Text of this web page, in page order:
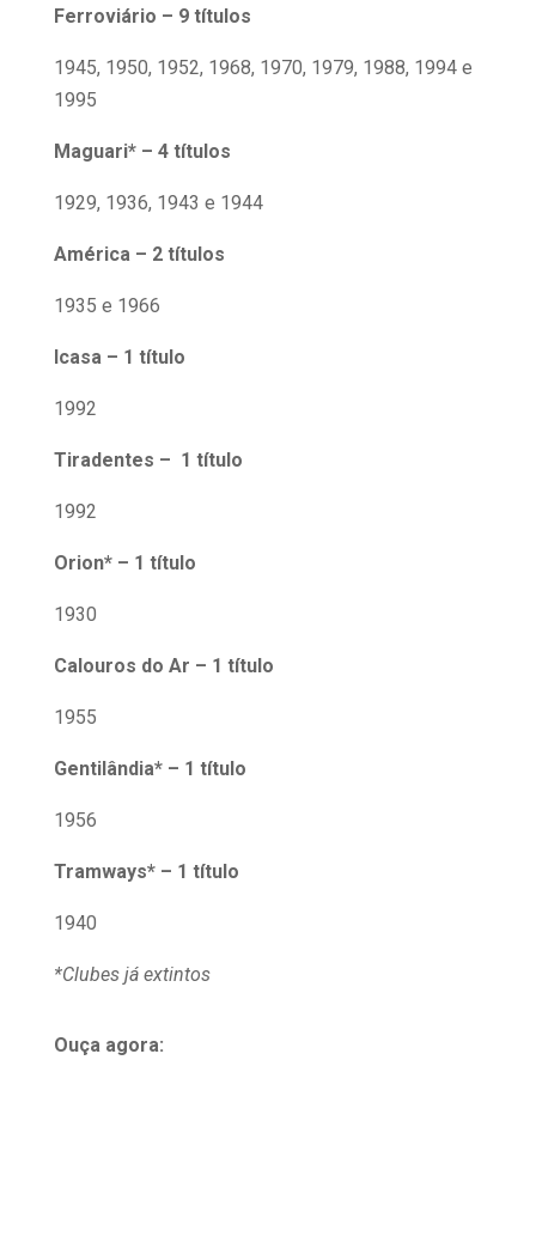
Ferroviário – 9 títulos
1945, 1950, 1952, 1968, 1970, 1979, 1988, 1994 e
1995
Maguari* – 4 títulos
1929, 1936, 1943 e 1944
América – 2 títulos
1935 e 1966
Icasa – 1 título
1992
Tiradentes – 1 título
1992
Orion* – 1 título
1930
Calouros do Ar – 1 título
1955
Gentilândia* – 1 título
1956
Tramways* – 1 título
1940
*Clubes já extintos
Ouça agora: